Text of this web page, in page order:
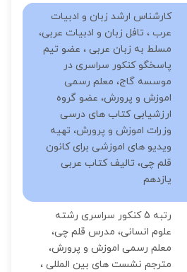
کارشناس ارشد زبان و ادبیات
عرب ، تافل زبان و ادبیات عربی،
مسلط به زبان عربی ، عضو تیم
پاسخگو کنکور سراسری در
موسسه گاج، معلم رسمی
اموزش و پرورش، عضو گروه
ارزشیابی کتاب های درسی
وزرات اموزش و پرورش، تهیه
ویدیو های اموزشی برای کانون
قلم چی، تالیف کتاب عربی
یازدهم
رتبه 5 کنکور سراسری رشته
علوم انسانی، مدرس قلم چی،
معلم رسمی اموزش و پرورش،
مترجم نشست های بین المللی ،